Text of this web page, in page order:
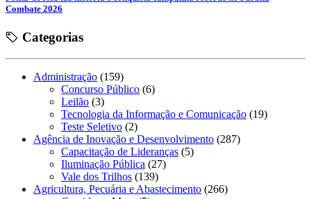
Combate 2026
Categorias
Administração (159)
Concurso Público (6)
Leilão (3)
Tecnologia da Informação e Comunicação (19)
Teste Seletivo (2)
Agência de Inovação e Desenvolvimento (287)
Capacitação de Lideranças (5)
Iluminação Pública (27)
Vale dos Trilhos (139)
Agricultura, Pecuária e Abastecimento (266)